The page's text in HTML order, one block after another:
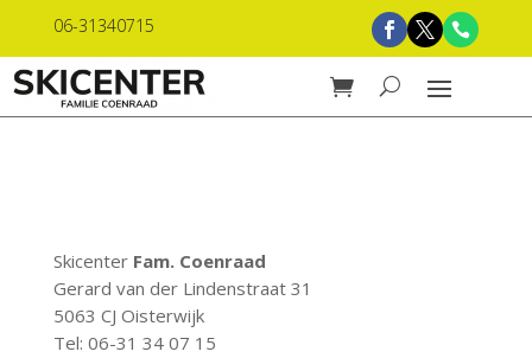
06-31340715
SkicenterFam. Coenraad
Gerard van der Lindenstraat 31
5063 CJ Oisterwijk
Tel: 06-31 34 07 15